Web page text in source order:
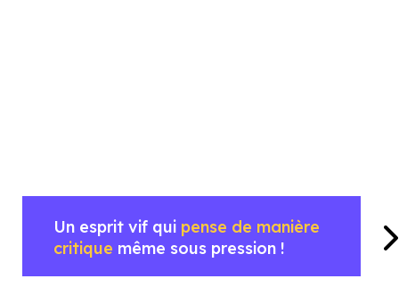
Un esprit vif qui pense de manière
critique même sous pression !